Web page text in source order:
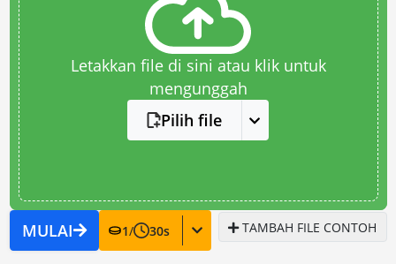
Letakkan file di sini atau klik untuk
mengunggah
Pilih file
MULAI 1/ 30s TAMBAH FILE CONTOH